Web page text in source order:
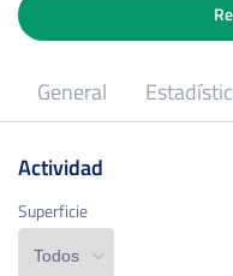
General
Superficie
Actividad
Superficie